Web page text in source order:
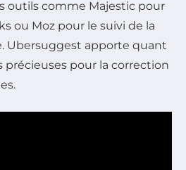
outils comme Majestic pour
ou Moz pour le suivi de la
Ubersuggest apporte quant
précieuses pour la correction